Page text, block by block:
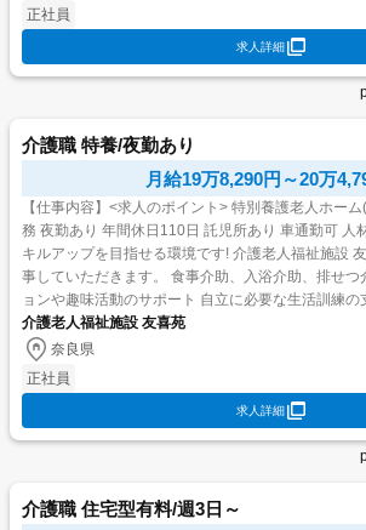
正社員
求人詳細
介護職 特養/夜勤あり
月給19万8,290円～20万
【仕事内容】<求人のポイント> 特別養護老人ホーム(ユニット型)での介護業
務 夜勤あり 年間休日110日 託児所あり 車通勤可 人材育成に力を入れた、ス
キルアップを目指せる環境です! 介護老人福祉施設 友喜苑での介護業務に従
事していただきます。 食事介助、入浴介助、排せつ
ョンや趣味活動のサポート 自立に必要な生活訓練の
ついての記録・報告...
介護老人福祉施設 友喜苑
奈良県
正社員
求人詳細
介護職 住宅型有料/週3日～